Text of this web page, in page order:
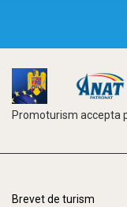
Promoturism accepta
Brevet de turism